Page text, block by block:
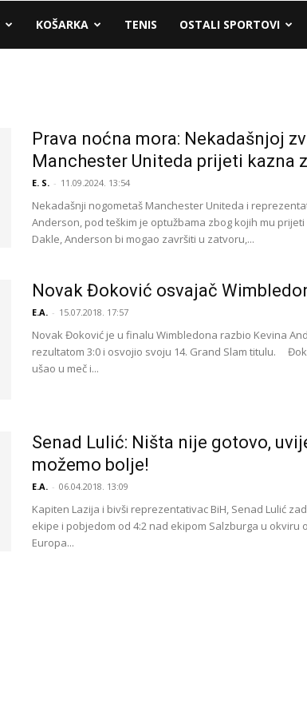
KOŠARKA TENIS OSTALI SPORTOVI
Prava noćna mora: Nekadašnjoj
Manchester Uniteda prijeti kazna
E. S. - 11.09.2024. 13:54
Nekadašnji nogometaš Manchester Uniteda i
Anderson, pod teškim je optužbama zbog kojih mu
Dakle, Anderson bi mogao završiti u zatvoru,...
Novak Đoković osvajač
E.A. - 15.07.2018. 17:57
Novak Đoković je u finalu Wimbledona razbio Kevina
rezultatom 3:0 i osvojio svoju 14. Grand Slam titulu.
ušao u meč i...
Senad Lulić: Ništa nije gotovo,
možemo bolje!
E.A. - 06.04.2018. 13:09
Kapiten Lazija i bivši reprezentativac BiH, Senad Lulić
ekipe i pobjedom od 4:2 nad ekipom Salzburga u okviru
Europa...